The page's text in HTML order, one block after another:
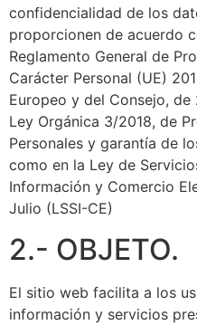
confidencialidad de los
proporcionen de acuerdo
Reglamento General de
Carácter Personal (UE)
Europeo y del Consejo,
Ley Orgánica 3/2018, de
Personales y garantía de
como en la Ley de
Información y Comercio
Julio (LSSI-CE)
2.- OBJETO.
El sitio web facilita a los
información y servicios